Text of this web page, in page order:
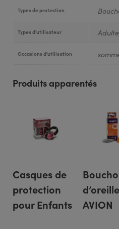
Types de protection
Types d'utilisateur
Occasions d'utilisation
Produits apparentés
Casques de
protection
pour Enfants
AVION